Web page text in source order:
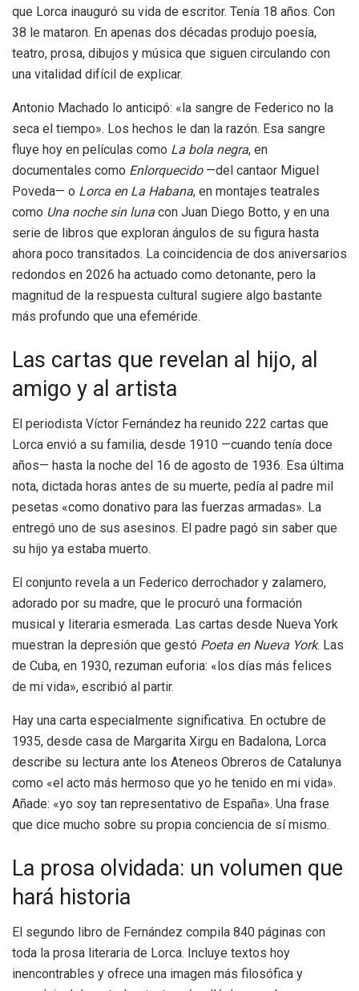
que Lorca inauguró su vida de escritor. Tenía 18 años. Con
38 le mataron. En apenas dos décadas produjo poesía,
teatro, prosa, dibujos y música que siguen circulando con
una vitalidad difícil de explicar.
Antonio Machado lo anticipó: «la sangre de Federico no la
seca el tiempo». Los hechos le dan la razón. Esa sangre
fluye hoy en películas como La bola negra, en
documentales como Enlorquecido—del cantaor Miguel
Poveda— o Lorca en La Habana, en montajes teatrales
como Una noche sin luna con Juan Diego Botto, y en una
serie de libros que exploran ángulos de su figura hasta
ahora poco transitados. La coincidencia de dos aniversarios
redondos en 2026 ha actuado como detonante, pero la
magnitud de la respuesta cultural sugiere algo bastante
más profundo que una efeméride.
Las cartas que revelan al hijo, al
amigo y al artista
El periodista Víctor Fernández ha reunido 222 cartas que
Lorca envió a su familia, desde 1910 —cuando tenía doce
años— hasta la noche del 16 de agosto de 1936. Esa última
nota, dictada horas antes de su muerte, pedía al padre mil
pesetas «como donativo para las fuerzas armadas». La
entregó uno de sus asesinos. El padre pagó sin saber que
su hijo ya estaba muerto.
El conjunto revela a un Federico derrochador y zalamero,
adorado por su madre, que le procuró una formación
musical y literaria esmerada. Las cartas desde Nueva York
muestran la depresión que gestó Poeta en Nueva York. Las
de Cuba, en 1930, rezuman euforia: «los días más felices
de mi vida», escribió al partir.
Hay una carta especialmente significativa. En octubre de
1935, desde casa de Margarita Xirgu en Badalona, Lorca
describe su lectura ante los Ateneos Obreros de Catalunya
como «el acto más hermoso que yo he tenido en mi vida».
Añade: «yo soy tan representativo de España». Una frase
que dice mucho sobre su propia conciencia de sí mismo.
La prosa olvidada: un volumen que
hará historia
El segundo libro de Fernández compila 840 páginas con
toda la prosa literaria de Lorca. Incluye textos hoy
inencontrables y ofrece una imagen más filosófica y